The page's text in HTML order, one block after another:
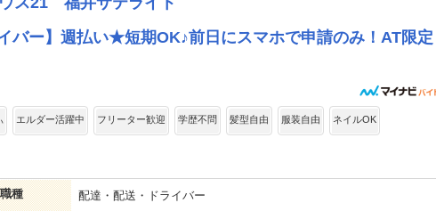
バー】週払い★短期OK♪前日にスマホで申請のみ！AT限定
エルダー活躍中 フリーター歓迎 学歴不問 髪型自由 服装自由 ネイルOK
職種 配達・配送・ドライバー